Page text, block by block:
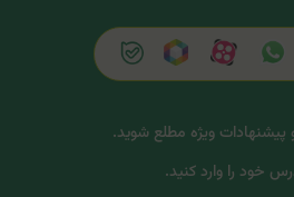
پیشنهادات ویژه مطلع شوید.
خود را وارد کنید.